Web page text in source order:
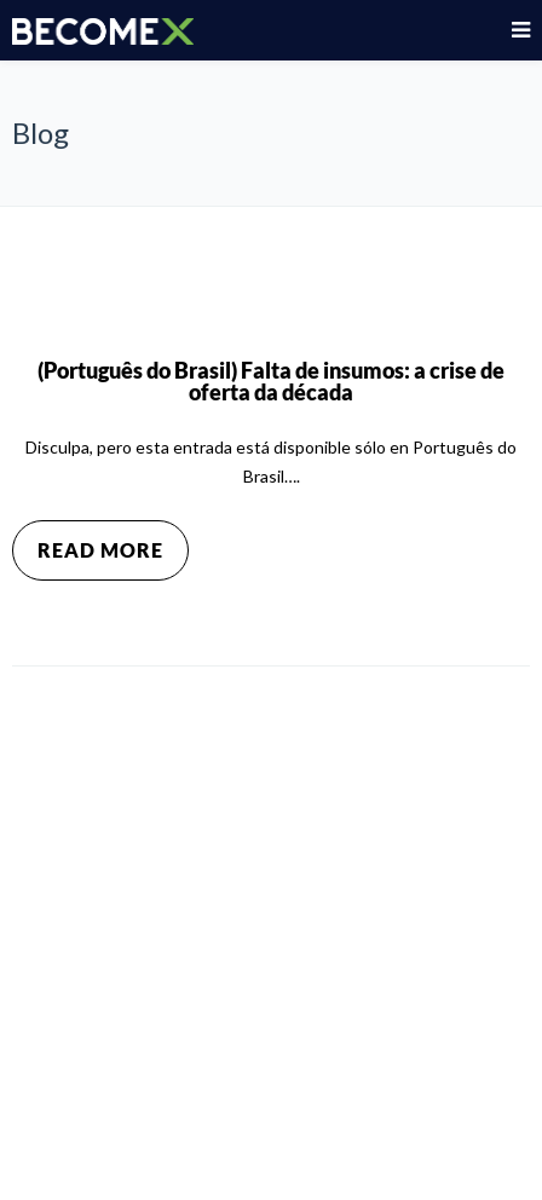
Blog
(Português do Brasil) Falta de insumos: a crise de
oferta da década
Disculpa, pero esta entrada está disponible sólo en Português do
Brasil….
READ MORE